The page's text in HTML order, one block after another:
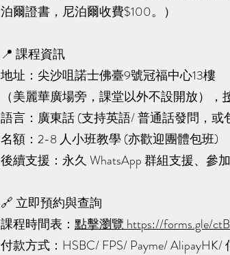
泊爾證書，尼泊爾收費$100。）
📍 課程資訊
地址： 尖沙咀諾士佛臺9號冠福中心13樓
（美麗華廣場旁，課堂以外不設開放），
語言：廣東話 (支持英語/ 普通話發問，或
名額：2-8 人小班教學 (亦歡迎團體包班)
後續支援：永久 WhatsApp 群組支援、參
🔗 立即預約與查詢
課程時間表： 點擊瀏覽 https://forms.gle/
付款方式：HSBC/ FPS/ Payme/ AlipayHK/